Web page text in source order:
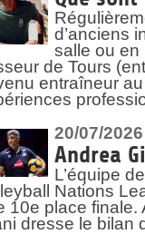
d’anciens
salle ou en
de Tours
entraîneur
20/07/2026
Andrea
L’équipe
Nations
10e place finale.
dresse le bilan